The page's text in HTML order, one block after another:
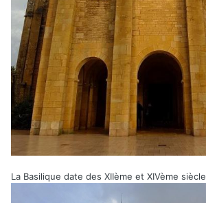
La Basilique date des XIIème et XIVème siècle